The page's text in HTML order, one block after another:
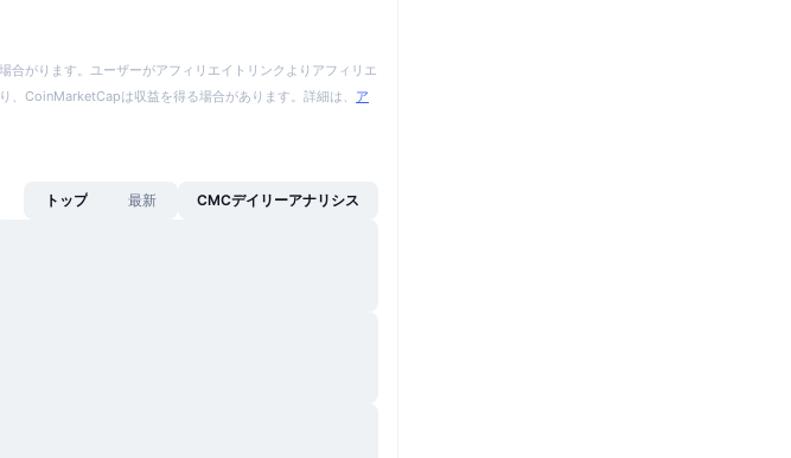
がります。ユーザーがアフィリエイトリンクよりアフィリエ
、CoinMarketCapは収益を得る場合があります。詳細は、 ア
トップ 最新 CMCデイリーアナリシス